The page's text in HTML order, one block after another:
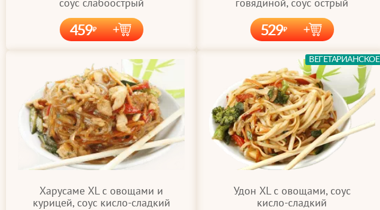
459 529
Харусаме XL с овощами и
курицей, соус кисло-сладкий
Удон XL с овощами, соус
кисло-сладкий
ВЕГЕТАРИАНСКОЕ